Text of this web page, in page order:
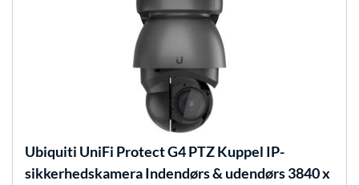
Ubiquiti UniFi Protect G4 PTZ Kuppel IP-
sikkerhedskamera Indendørs & udendørs 3840 x